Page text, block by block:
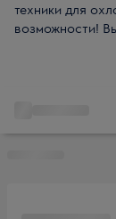
техники для
возможности!